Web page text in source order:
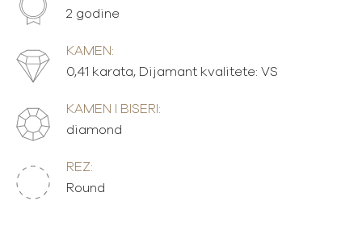
2 godine
KAMEN:
0,41 karata, Dijamant kvalitete: VS
KAMEN I BISERI:
diamond
REZ:
Round